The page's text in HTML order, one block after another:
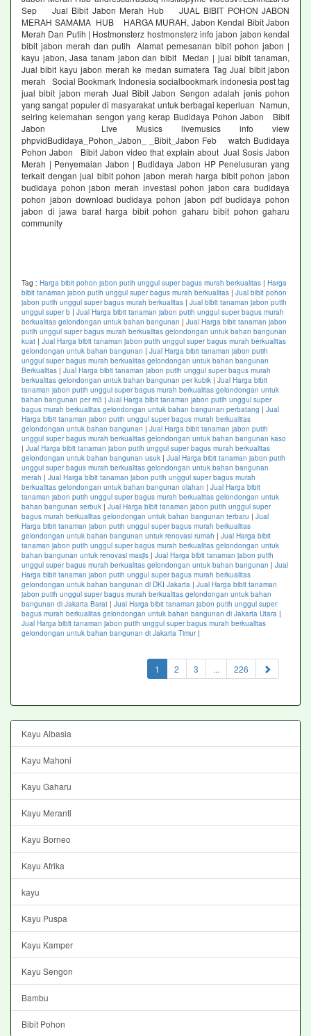
Sep Jual Bibit Jabon Merah Hub JUAL BIBIT POHON JABON
MERAH SAMAMA HUB HARGA MURAH, Jabon Kendal Bibit Jabon
Merah Dan Putih | Hostmonsterz hostmonsterz info jabon jabon kendal
bibit jabon merah dan putih Alamat pemesanan bibit pohon jabon |
kayu jabon, Jasa tanam jabon dan bibit Medan | jual bibit tanaman,
Jual bibit kayu jabon merah ke medan sumatera Tag Jual bibit jabon
merah Social Bookmark Indonesia socialbookmark indonesia post tag
jual bibit jabon merah Jual Bibit Jabon Sengon adalah jenis pohon
yang sangat populer di masyarakat untuk berbagai keperluan Namun,
seiring kelemahan sengon yang kerap Budidaya Pohon Jabon Bibit
Jabon Live Musics livemusics info view
phpvidBudidaya_Pohon_Jabon_ _Bibit_Jabon Feb watch Budidaya
Pohon Jabon Bibit Jabon video that explain about Jual Sosis Jabon
Merah | Penyemaian Jabon | Budidaya Jabon HP Penelusuran yang
terkait dengan jual bibit pohon jabon merah harga bibit pohon jabon
budidaya pohon jabon merah investasi pohon jabon cara budidaya
pohon jabon download budidaya pohon jabon pdf budidaya pohon
jabon di jawa barat harga bibit pohon gaharu bibit pohon gaharu
community
Tag : Harga bibit pohon jabon putih unggul super bagus murah berkualitas | Harga
bibit tanaman jabon putih unggul super bagus murah berkualitas | Jual bibit pohon
jabon putih unggul super bagus murah berkualitas | Jual bibit tanaman jabon putih
unggul super b | Jual Harga bibit tanaman jabon putih unggul super bagus murah
berkualitas gelondongan untuk bahan bangunan | Jual Harga bibit tanaman jabon
putih unggul super bagus murah berkualitas gelondongan untuk bahan bangunan
kuat | Jual Harga bibit tanaman jabon putih unggul super bagus murah berkualitas
gelondongan untuk bahan bangunan | Jual Harga bibit tanaman jabon putih
unggul super bagus murah berkualitas gelondongan untuk bahan bangunan
Berkualitas | Jual Harga bibit tanaman jabon putih unggul super bagus murah
berkualitas gelondongan untuk bahan bangunan per kubik | Jual Harga bibit
tanaman jabon putih unggul super bagus murah berkualitas gelondongan untuk
bahan bangunan per m3 | Jual Harga bibit tanaman jabon putih unggul super
bagus murah berkualitas gelondongan untuk bahan bangunan perbatang | Jual
Harga bibit tanaman jabon putih unggul super bagus murah berkualitas
gelondongan untuk bahan bangunan | Jual Harga bibit tanaman jabon putih
unggul super bagus murah berkualitas gelondongan untuk bahan bangunan kaso
| Jual Harga bibit tanaman jabon putih unggul super bagus murah berkualitas
gelondongan untuk bahan bangunan usuk | Jual Harga bibit tanaman jabon putih
unggul super bagus murah berkualitas gelondongan untuk bahan bangunan
merah | Jual Harga bibit tanaman jabon putih unggul super bagus murah
berkualitas gelondongan untuk bahan bangunan olahan | Jual Harga bibit
tanaman jabon putih unggul super bagus murah berkualitas gelondongan untuk
bahan bangunan serbuk | Jual Harga bibit tanaman jabon putih unggul super
bagus murah berkualitas gelondongan untuk bahan bangunan terbaru | Jual
Harga bibit tanaman jabon putih unggul super bagus murah berkualitas
gelondongan untuk bahan bangunan untuk renovasi rumah | Jual Harga bibit
tanaman jabon putih unggul super bagus murah berkualitas gelondongan untuk
bahan bangunan untuk renovasi masjis | Jual Harga bibit tanaman jabon putih
unggul super bagus murah berkualitas gelondongan untuk bahan bangunan | Jual
Harga bibit tanaman jabon putih unggul super bagus murah berkualitas
gelondongan untuk bahan bangunan di DKI Jakarta | Jual Harga bibit tanaman
jabon putih unggul super bagus murah berkualitas gelondongan untuk bahan
bangunan di Jakarta Barat | Jual Harga bibit tanaman jabon putih unggul super
bagus murah berkualitas gelondongan untuk bahan bangunan di Jakarta Utara |
Jual Harga bibit tanaman jabon putih unggul super bagus murah berkualitas
gelondongan untuk bahan bangunan di Jakarta Timur|
1 (current)
2 3 ... 226
Kayu Albasia
Kayu Mahoni
Kayu Gaharu
Kayu Meranti
Kayu Borneo
Kayu Afrika
kayu
Kayu Puspa
Kayu Kamper
Kayu Sengon
Bambu
Bibit Pohon